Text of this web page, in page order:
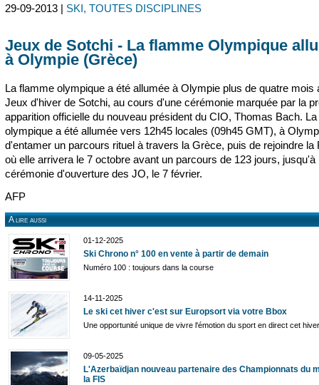
29-09-2013 | SKI, TOUTES DISCIPLINES
Jeux de Sotchi - La flamme Olympique
à Olympie (Grèce)
La flamme olympique a été allumée à Olympie plus de quatre mois
Jeux d'hiver de Sotchi, au cours d'une cérémonie marquée par la
apparition officielle du nouveau président du CIO, Thomas Bach.
olympique a été allumée vers 12h45 locales (09h45 GMT), à
d'entamer un parcours rituel à travers la Grèce, puis de rejoindre la
où elle arrivera le 7 octobre avant un parcours de 123 jours, jusqu'à
cérémonie d'ouverture des JO, le 7 février.
AFP
A lire aussi
01-12-2025
Ski Chrono n° 100 en vente à partir de demain
Numéro 100 : toujours dans la course
14-11-2025
Le ski cet hiver c'est sur Europsort via votre Bbox
Une opportunité unique de vivre l'émotion du sport en direct cet hiver
09-05-2025
L'Azerbaïdjan nouveau partenaire des Championnats du
la FIS